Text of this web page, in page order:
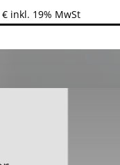
€ inkl. 19% MwSt